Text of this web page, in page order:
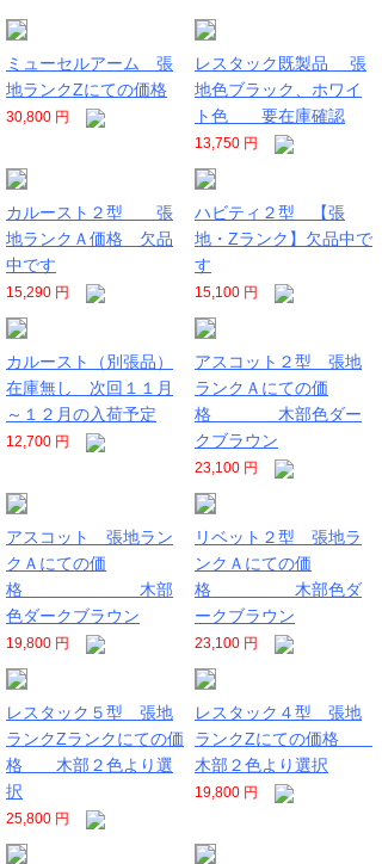
ミューセルアーム 張
地ランクZにての価格
30,800 円
レスタック既製品 張
地色ブラック、ホワイ
ト色 要在庫確認
13,750 円
カルースト２型 張
地ランクＡ価格 欠品
中です
15,290 円
ハビティ２型 【張
地・Zランク】欠品中で
す
15,100 円
カルースト（別張品）
在庫無し 次回１１月
～１２月の入荷予定
12,700 円
アスコット２型 張地
ランクＡにての価
格 木部色ダー
クブラウン
23,100 円
アスコット 張地ラン
クＡにての価
格 木部
色ダークブラウン
19,800 円
リベット２型 張地ラ
ンクＡにての価
格 木部色ダ
ークブラウン
23,100 円
レスタック５型 張地
ランクZランクにての価
格 木部２色より選
択
25,800 円
レスタック４型 張地
ランクZにての価格
木部２色より選択
19,800 円